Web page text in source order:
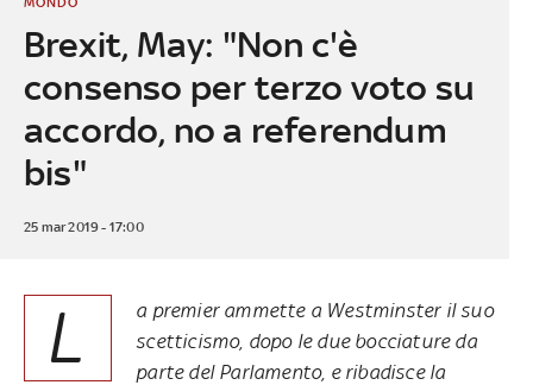
Brexit, May: "Non c'è
consenso per terzo voto su
accordo, no a referendum
bis"
25 mar 2019 - 17:00
L
a premier ammette a Westminster il suo
scetticismo, dopo le due bocciature da
parte del Parlamento, e ribadisce la